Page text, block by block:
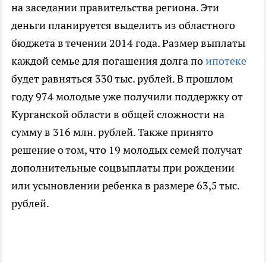
на заседании правительства региона. Эти
деньги планируется выделить из областного
бюджета в течении 2014 года. Размер выплаты
каждой семье для погашения долга поипотеке
будет равняться 330 тыс. рублей. В прошлом
году 974 молодые уже получили поддержку от
Курганской области в общей сложности на
сумму в 316 млн. рублей. Также принято
решение о том, что 19 молодых семей получат
дополнительные соцвыплаты при рождении
или усыновлении ребенка в размере 63,5 тыс.
рублей.